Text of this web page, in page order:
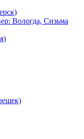
Вологда, Сизьма